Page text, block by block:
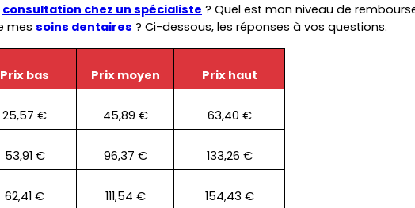
consultation chez un spécialiste ? Quel est mon niveau de
mes soins dentaires ? Ci-dessous, les réponses à vos questions.
Prix bas Prix moyen Prix haut
25,57 € 45,89 € 63,40 €
53,91 € 96,37 € 133,26 €
62,41 € 111,54 € 154,43 €